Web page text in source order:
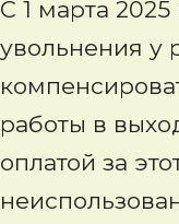
С 1 марта
увольнения у
работы в
оплатой за